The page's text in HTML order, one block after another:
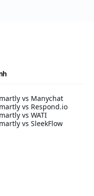
vs Manychat
vs Respond.io
vs WATI
vs SleekFlow